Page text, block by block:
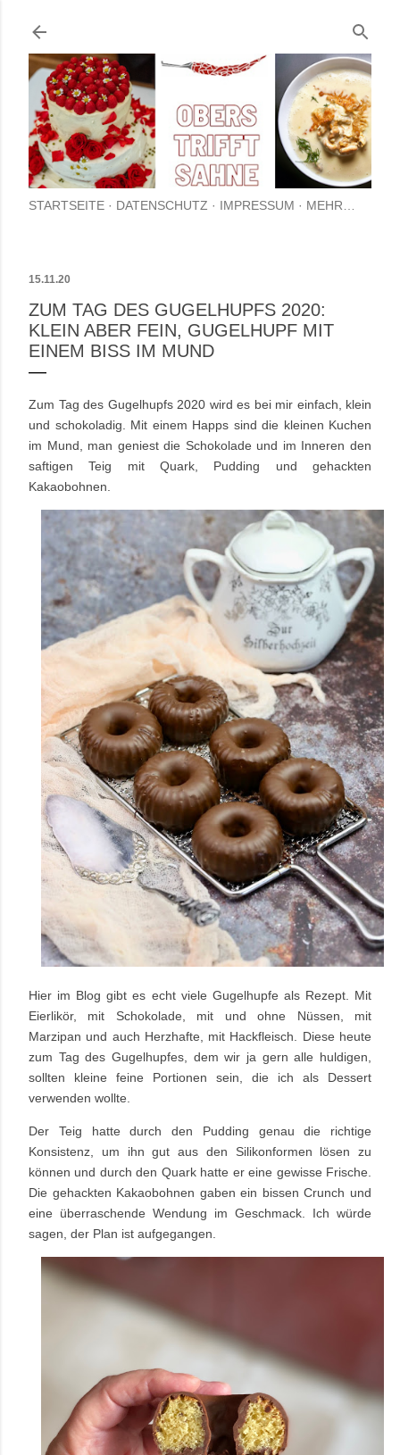
STARTSEITE DATENSCHUTZ IMPRESSUM MEHR…
15.11.20
ZUM TAG DES GUGELHUPFS 2020:
KLEIN ABER FEIN, GUGELHUPF MIT
EINEM BISS IM MUND
Zum Tag des Gugelhupfs 2020 wird es bei mir einfach, klein
und schokoladig. Mit einem Happs sind die kleinen Kuchen
im Mund, man geniest die Schokolade und im Inneren den
saftigen Teig mit Quark, Pudding und gehackten
Kakaobohnen.
Hier im Blog gibt es echt viele Gugelhupfe als Rezept. Mit
Eierlikör, mit Schokolade, mit und ohne Nüssen, mit
Marzipan und auch Herzhafte, mit Hackfleisch. Diese heute
zum Tag des Gugelhupfes, dem wir ja gern alle huldigen,
sollten kleine feine Portionen sein, die ich als Dessert
verwenden wollte.
Der Teig hatte durch den Pudding genau die richtige
Konsistenz, um ihn gut aus den Silikonformen lösen zu
können und durch den Quark hatte er eine gewisse Frische.
Die gehackten Kakaobohnen gaben ein bissen Crunch und
eine überraschende Wendung im Geschmack. Ich würde
sagen, der Plan ist aufgegangen.